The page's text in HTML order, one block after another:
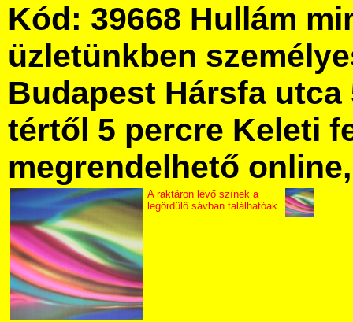
Kód: 39668 Hullám
üzletünkben
Budapest Hársfa utca
tértől 5 percre Keleti
megrendelhető
A raktáron lévő színek a
legördülő sávban találhatóak.